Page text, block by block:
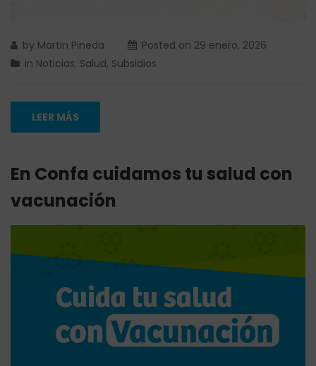
by Martin Pineda Posted on 29 enero, 2026
in Noticias, Salud, Subsidios
LEER MÁS
En Confa cuidamos tu salud con
vacunación